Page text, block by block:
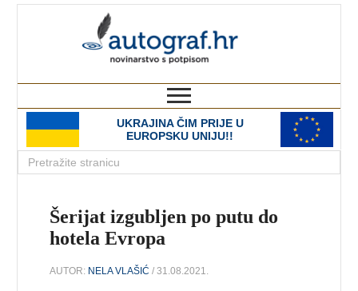
UKRAJINA ČIM PRIJE U
EUROPSKU UNIJU!!
Šerijat izgubljen po putu do
hotela Evropa
AUTOR: NELA VLAŠIĆ / 31.08.2021.